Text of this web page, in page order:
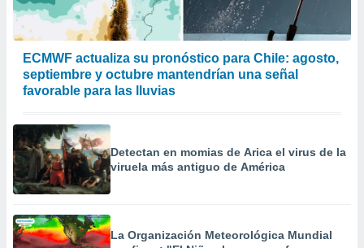
ECMWF actualiza su pronóstico para Chile: agosto,
septiembre y octubre mantendrían una señal
favorable para las lluvias
Detectan en momias de Arica el virus de la
viruela más antiguo de América
La Organización Meteorológica Mundial